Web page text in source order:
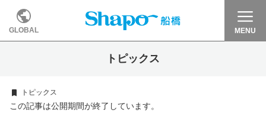
GLOBAL MENU
トピックス
トピックス
この記事は公開期間が終了しています。